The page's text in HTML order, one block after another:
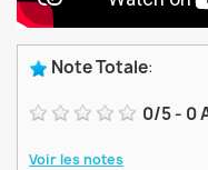
Note Totale:
0/5- 0
Voir les notes